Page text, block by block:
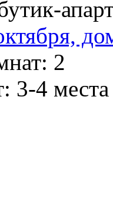
2
3-4 места